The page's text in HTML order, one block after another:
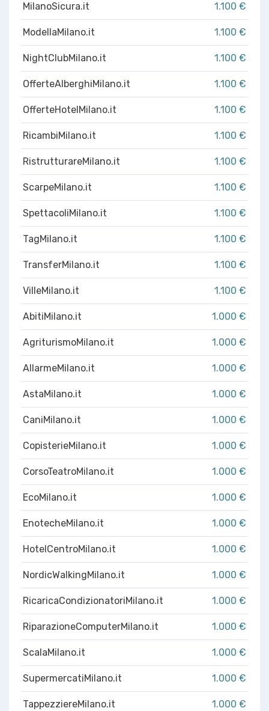
MilanoSicura.it 1.100 €
ModellaMilano.it 1.100 €
NightClubMilano.it 1.100 €
OfferteAlberghiMilano.it 1.100 €
OfferteHotelMilano.it 1.100 €
RicambiMilano.it 1.100 €
RistrutturareMilano.it 1.100 €
ScarpeMilano.it 1.100 €
SpettacoliMilano.it 1.100 €
TagMilano.it 1.100 €
TransferMilano.it 1.100 €
VilleMilano.it 1.100 €
AbitiMilano.it 1.000 €
AgriturismoMilano.it 1.000 €
AllarmeMilano.it 1.000 €
AstaMilano.it 1.000 €
CaniMilano.it 1.000 €
CopisterieMilano.it 1.000 €
CorsoTeatroMilano.it 1.000 €
EcoMilano.it 1.000 €
EnotecheMilano.it 1.000 €
HotelCentroMilano.it 1.000 €
NordicWalkingMilano.it 1.000 €
RicaricaCondizionatoriMilano.it 1.000 €
RiparazioneComputerMilano.it 1.000 €
ScalaMilano.it 1.000 €
SupermercatiMilano.it 1.000 €
TappezziereMilano.it 1.000 €